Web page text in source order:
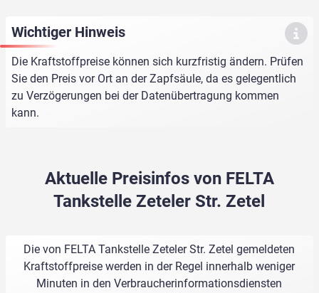
Wichtiger Hinweis
Die Kraftstoffpreise können sich kurzfristig ändern. Prüfen
Sie den Preis vor Ort an der Zapfsäule, da es gelegentlich
zu Verzögerungen bei der Datenübertragung kommen
kann.
Aktuelle Preisinfos von FELTA
Tankstelle Zeteler Str. Zetel
Die von FELTA Tankstelle Zeteler Str. Zetel gemeldeten
Kraftstoffpreise werden in der Regel innerhalb weniger
Minuten in den Verbraucherinformationsdiensten